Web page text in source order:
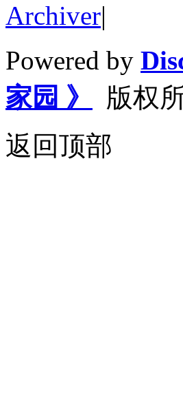
Archiver|
Powered by
家园 》
版权
返回顶部